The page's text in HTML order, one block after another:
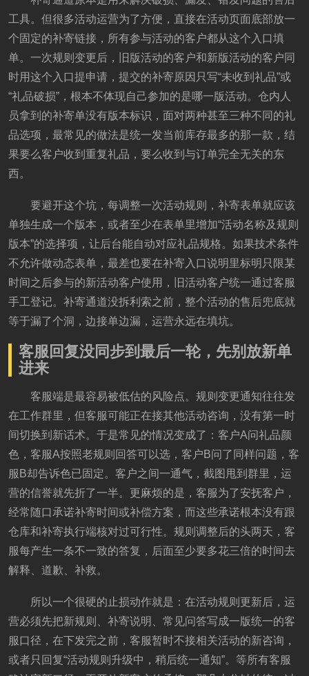
工具。但很多活动运营为了方便，直接在活动页面底部放一
个固定的补寄链接，所有参与活动的客户都从这个入口填
单。一次规则变更后，旧版活动的客户和新版活动的客户同
时用这个入口提申请，提交的补寄原因只写“未收到礼品”或
“礼品破损”，根本不体现自己参加的是哪一版活动。仓内人
员拿到的补寄单没有版本标识，面对两种甚至三种不同的礼
品选项，最常见的做法是统一发当前库存最多的那一款，结
果要么客户收到重复礼品，要么收到与订单完全无关的东
西。
要避开这个坑，每调整一次活动规则，补寄表单就应该
单独生成一个版本，或者至少在表单里增加“活动名称及规则
版本”的选择项，让后台能自动对应礼品规格。如果技术条件
不允许做动态表单，最差也要在补寄入口说明里标明只限某
时间之后参与的新活动客户使用，旧活动客户统一通过客服
手工登记。补寄通道没拆利索之前，整个活动的售后兜底就
等于漏了个洞，边接单边漏，运营永远在填坑。
客服回复没同步到最后一轮，先别放新单
进来
客服端是最容易被低估的风险点。规则变更通知往往发
在工作群里，但客服可能正在接其他活动咨询，没有第一时
间切换到新话术。于是常见的情况变成了：客户A问礼品颜
色，客服A按照老规则回答可以选，客户B问了同样问题，客
服B却告诉色已固定。客户之间一通气，截图甩到群里，运
营的信誉就先折了一半。更麻烦的是，客服为了安抚客户，
经常随口承诺补寄时间或补偿方案，而这些承诺根本没有跟
仓库和补寄执行端核对过可行性。规则调整后的头两天，客
服每产生一条不一致的答复，后面至少要多花三倍的时间去
解释、道歉、补救。
所以一个很硬的止损动作就是：在活动规则更新后，运
营必须先把新规则、补寄说明、常见问答写成一版统一的客
服口径，在下发完之前，客服暂时不接相关活动的新咨询，
或者只回复“活动规则升级中，稍后统一通知”。等所有客服